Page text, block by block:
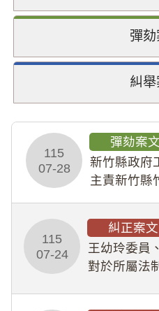
彈
糾
115
07-28
彈劾案文
新竹縣政府
主責新竹縣
幣1,483萬
贈；復罔顧
於停工期間
115
07-24
糾正案文
王幼玲委員
對於所屬法